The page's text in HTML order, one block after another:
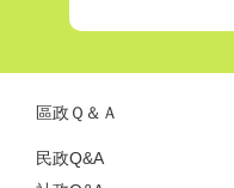
區政Ｑ＆Ａ
民政Q&A